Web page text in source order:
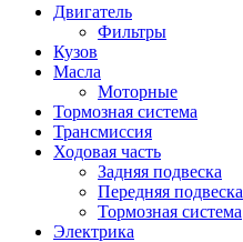
Двигатель
Фильтры
Кузов
Масла
Моторные
Тормозная система
Трансмиссия
Ходовая часть
Задняя подвеска
Передняя подвеска
Тормозная система
Электрика